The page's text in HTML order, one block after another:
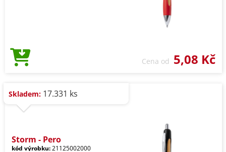
Cena od 5,08 Kč
Skladem: 17.331 ks
Storm - Pero
kód výrobku:21125002000